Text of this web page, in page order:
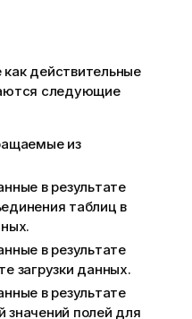
как действительные
следующие
из
в результате
таблиц в
в результате
загрузки данных.
в результате
значений полей для